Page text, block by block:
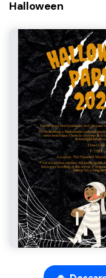
Halloween